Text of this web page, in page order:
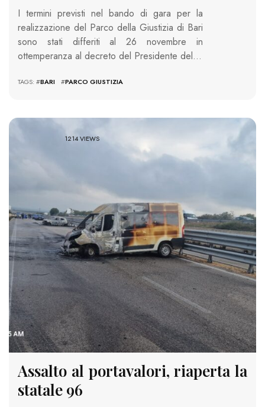
I termini previsti nel bando di gara per la
realizzazione del Parco della Giustizia di Bari
sono stati differiti al 26 novembre in
ottemperanza al decreto del Presidente del…
TAGS: #BARI #PARCO GIUSTIZIA
1214 VIEWS
Assalto al portavalori, riaperta la
statale 96